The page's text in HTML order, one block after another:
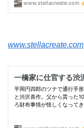
www.stellacreate.com